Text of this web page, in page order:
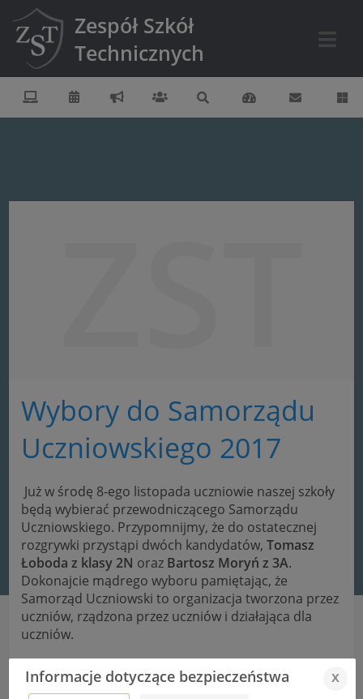
Zespół Szkół
Technicznych
Wybory do Samorządu
Uczniowskiego 2017
Już w środę 8-ego listopada uczniowie naszej szkoły
będą wybierać przewodniczącego Samorządu
Uczniowskiego. Przypomnijmy, że do ostatecznej
rozgrywki przystąpi dwóch kandydatów,Tomasz
Łoboda z klasy 2N oraz Bartosz Moryń z 3A.
Dokonajcie mądrego wyboru pamiętając, że
Samorząd Uczniowski to organizacja tworzona przez
uczniów, rządzona przez uczniów i działająca dla
uczniów.
„Czytam, więc jestem” – konkurs czytelniczy
Informacje dotyczące bezpieczeństwa x